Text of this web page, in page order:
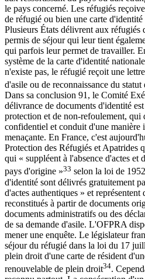
le pays concerné. Les réfugiés
de réfugié ou bien une carte d'identité
Plusieurs États délivrent aux réfugiés
permis de séjour qui leur tient
qui parfois leur permet de travailler.
système de la carte d'identité
n'existe pas, le réfugié reçoit une
d'asile ou de reconnaissance du statut
Dans sa conclusion 91, le Comité
délivrance de documents d'identité
protection et de non-refoulement, qui
confidentiel et conduit d'une manière
menaçante. En France, c'est
Protection des Réfugiés et Apatrides
qui « suppléent à l'absence d'actes et
pays d'origine »33 selon la loi de
d'identité sont délivrés gratuitement
d'actes authentiques » et représentent
reconstitués à partir de documents
documents administratifs ou des
de sa demande d'asile. L'OFPRA
mener une enquête. Le législateur
séjour du réfugié dans la loi du 17
plein droit d'une carte de résident
renouvelable de plein droit34.